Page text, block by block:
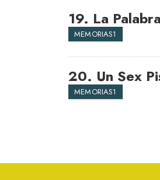
19. La
MEMORIAS1
20. Un Sex
MEMORIAS1